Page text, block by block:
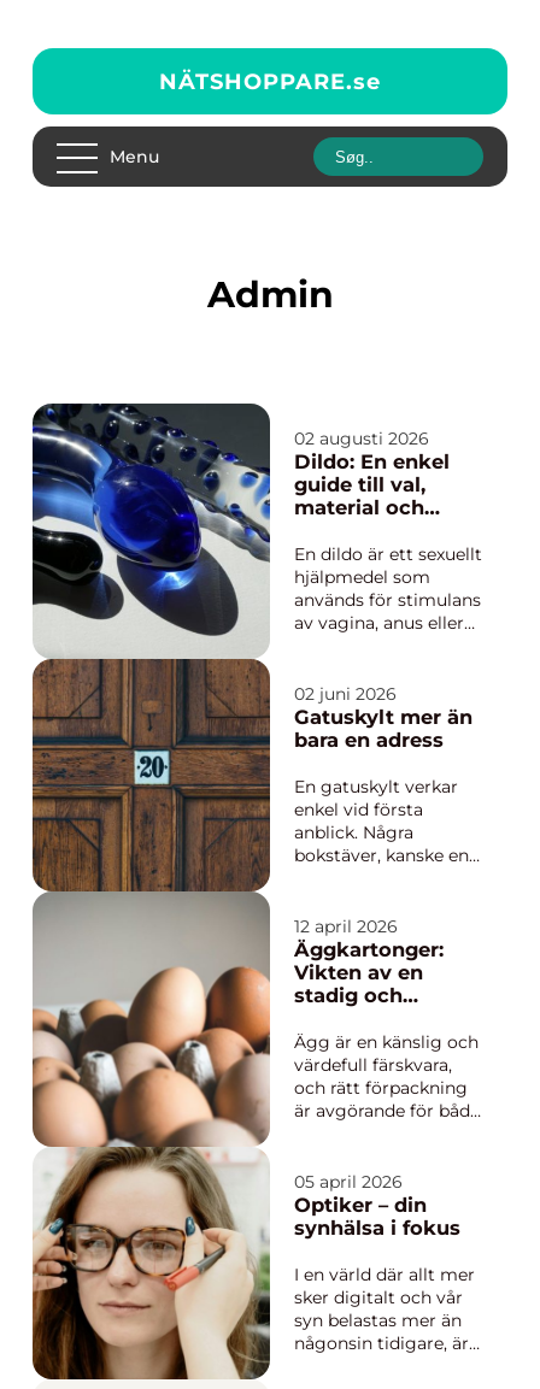
NÄTSHOPPARE.se
Menu
admin
02 augusti 2026
Dildo: En enkel
guide till val,
material och
En dildo är ett sexuellt
hjälpmedel som
används för stimulans
av vagina, anus eller
ådrig, hård eller mjuk,
med eller utan
vibration. Syftet är att
02 juni 2026
Gatuskylt mer än
bara en adress
En gatuskylt verkar
enkel vid första
anblick. Några
bokstäver, kanske en
bakom varje skylt
finns en kombination
av design, materialval
och hantverk som
hur ett hus upplevs
och hur en ga...
12 april 2026
Äggkartonger:
Vikten av en
stadig och
Ägg är en känslig och
värdefull färskvara,
och rätt förpackning
är avgörande för både
skyddar äggen under
transport och lagring,
men de på...
05 april 2026
Optiker – din
synhälsa i fokus
I en värld där allt mer
sker digitalt och vår
syn belastas mer än
någonsin tidigare, är